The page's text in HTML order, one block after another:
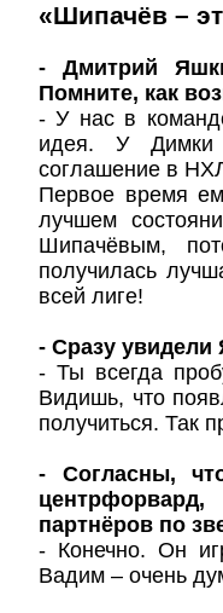
«Шипачёв –
- Дмитрий
Помните, как
- У нас в
идея. У Димки
соглашение в
Первое время
лучшем
Шипачёвым,
получилась
всей лиге!
- Сразу увидели
- Ты всегда
Видишь, что
получиться. Так
- Согласны,
партнёров по
- Конечно. Он
Вадим – очень